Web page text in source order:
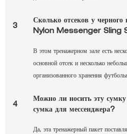
3
Сколько отсеков у черного
Nylon Messenger Sling
В этом тренажерном зале есть
основной отсек и несколько
организованного хранения
4
Можно ли носить эту сумку
сумка для мессенджера?
Да, эта тренажерный пакет